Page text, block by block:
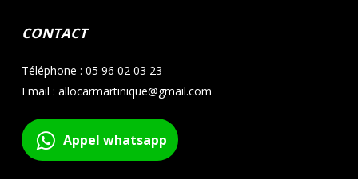
CONTACT
Téléphone : 05 96 02 03 23
Email : allocarmartinique@gmail.com
Appel whatsapp